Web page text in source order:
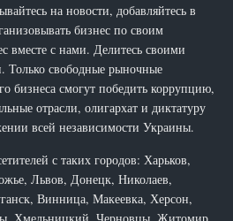
на новости, добавляйтесь в
бизнес по своим
вместе с нами. Делитесь своими
свободные рыночные
бизнеса смогут победить коррупцию,
отрасли, олигархат и диктатуру
всей независимости Украины.
с таких городов: Харьков,
Львов, Донецк, Николаев,
Винница, Макеевка, Херсон,